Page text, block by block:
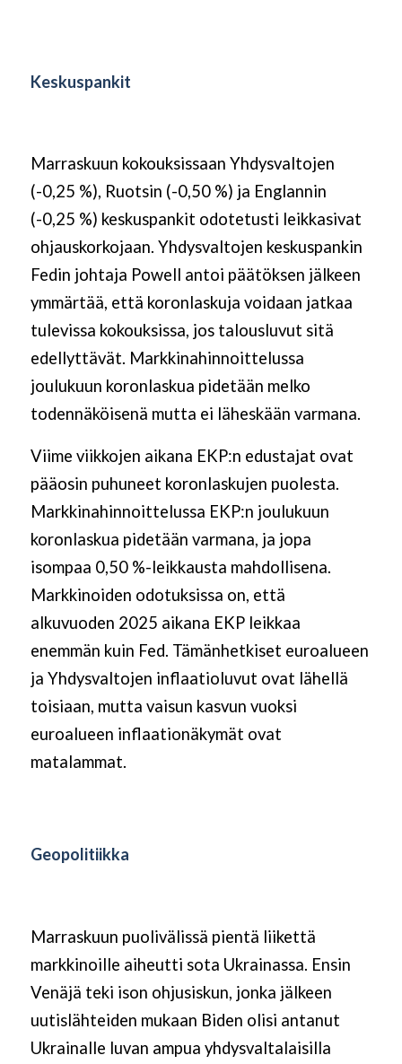
Keskuspankit
Marraskuun kokouksissaan Yhdysvaltojen
(-0,25 %), Ruotsin (-0,50 %) ja Englannin
(-0,25 %) keskuspankit odotetusti leikkasivat
ohjauskorkojaan. Yhdysvaltojen keskuspankin
Fedin johtaja Powell antoi päätöksen jälkeen
ymmärtää, että koronlaskuja voidaan jatkaa
tulevissa kokouksissa, jos talousluvut sitä
edellyttävät. Markkinahinnoittelussa
joulukuun koronlaskua pidetään melko
todennäköisenä mutta ei läheskään varmana.
Viime viikkojen aikana EKP:n edustajat ovat
pääosin puhuneet koronlaskujen puolesta.
Markkinahinnoittelussa EKP:n joulukuun
koronlaskua pidetään varmana, ja jopa
isompaa 0,50 %-leikkausta mahdollisena.
Markkinoiden odotuksissa on, että
alkuvuoden 2025 aikana EKP leikkaa
enemmän kuin Fed. Tämänhetkiset euroalueen
ja Yhdysvaltojen inflaatioluvut ovat lähellä
toisiaan, mutta vaisun kasvun vuoksi
euroalueen inflaationäkymät ovat
matalammat.
Geopolitiikka
Marraskuun puolivälissä pientä liikettä
markkinoille aiheutti sota Ukrainassa. Ensin
Venäjä teki ison ohjusiskun, jonka jälkeen
uutislähteiden mukaan Biden olisi antanut
Ukrainalle luvan ampua yhdysvaltalaisilla